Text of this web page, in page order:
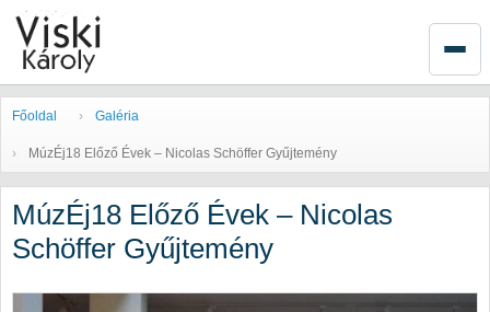
Főoldal Galéria
MúzÉj18 Előző Évek – Nicolas Schöffer Gyűjtemény
MúzÉj18 Előző Évek – Nicolas
Schöffer Gyűjtemény